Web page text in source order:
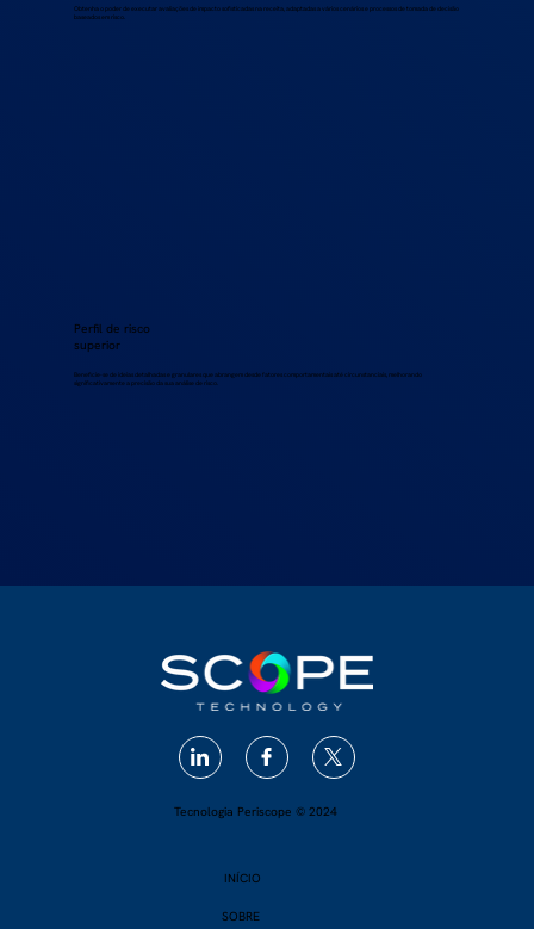
Obtenha o poder de executar avaliações de impacto sofisticadas na receita, adaptadas a vários cenários e processos de tomada de decisão
baseados em risco.
Perfil de risco
superior
Beneficie-se de ideias detalhadas e granulares que abrangem desde fatores comportamentais até circunstanciais, melhorando
significativamente a precisão da sua análise de risco.
Tecnologia Periscope © 2024
INÍCIO
SOBRE